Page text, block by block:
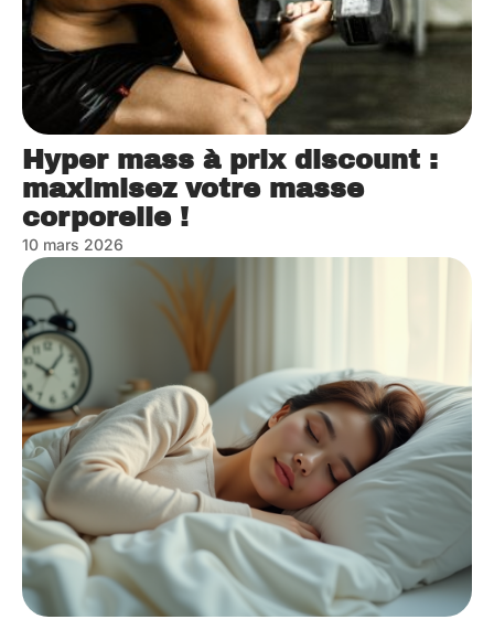
Hyper mass à prix discount :
maximisez votre masse
corporelle !
10 mars 2026